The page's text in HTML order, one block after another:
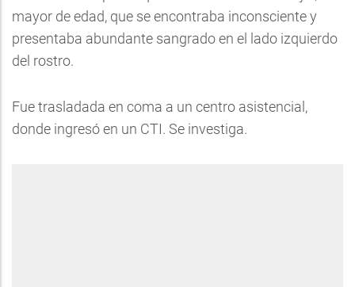
mayor de edad, que se encontraba inconsciente y
presentaba abundante sangrado en el lado izquierdo
del rostro.
Fue trasladada en coma a un centro asistencial,
donde ingresó en un CTI. Se investiga.